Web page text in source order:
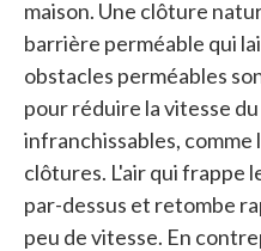
maison. Une clôture
barrière perméable qui
obstacles perméables
pour réduire la vitesse
infranchissables, comme
clôtures. L'air qui frappe
par-dessus et retombe
peu de vitesse. En